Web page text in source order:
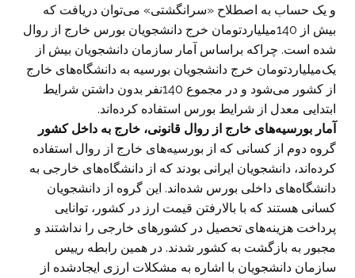
و یک حساب به اصطلاح «سرانگشتی» می‌توان دریافت که
بیش از 140میلیاردتومان خرج دانشجویان بورس خارج از روال
شده است. چراکه براساس آمار سازمان دانشجویان بیش از
یک‌میلیاردتومان خرج دانشجویان بورسیه به دانشگاه‌های خارج
از کشور می‌شود و در مجموع 140نفر بدون داشتن شرایط
ابتدایی معدل از شرایط بورس استفاده کرده‌اند.
آمار بورسیه‌های خارج از روال قانونی، خارج به داخل کشور
گروه دوم از کسانی که از بورسیه‌های خارج از روال استفاده
کرده‌اند، دانشجویان ایرانی بودند که از دانشگاه‌های خارجی به
دانشگاه‌های داخلی بورس شده‌اند. این گروه از دانشجویان
کسانی هستند که با بالارفتن قیمت ارز در کشور، توانایی
پرداخت هزینه‌های تحصیل در کشور‌های خارجی را نداشتند و
مجبور به بازگشت به کشور شدند. در همین رابطه رییس
سازمان دانشجویان با اشاره به مشکلات ارزی ایجادشده از